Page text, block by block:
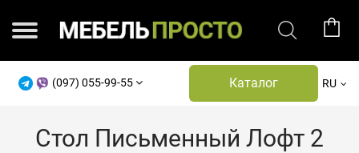
(097) 055-99-55 Каталог RU
Стол Письменный Лофт 2